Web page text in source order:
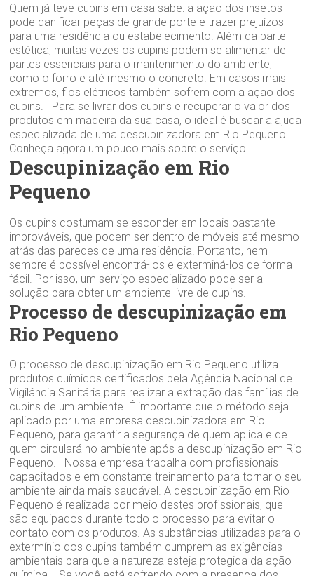
Quem já teve cupins em casa sabe: a ação dos insetos
pode danificar peças de grande porte e trazer prejuízos
para uma residência ou estabelecimento. Além da parte
estética, muitas vezes os cupins podem se alimentar de
partes essenciais para o mantenimento do ambiente,
como o forro e até mesmo o concreto. Em casos mais
extremos, fios elétricos também sofrem com a ação dos
cupins. Para se livrar dos cupins e recuperar o valor dos
produtos em madeira da sua casa, o ideal é buscar a ajuda
especializada de uma descupinizadora em Rio Pequeno.
Conheça agora um pouco mais sobre o serviço!
Descupinização em Rio
Pequeno
Os cupins costumam se esconder em locais bastante
improváveis, que podem ser dentro de móveis até mesmo
atrás das paredes de uma residência. Portanto, nem
sempre é possível encontrá-los e exterminá-los de forma
fácil. Por isso, um serviço especializado pode ser a
solução para obter um ambiente livre de cupins.
Processo de descupinização em
Rio Pequeno
O processo de descupinização em Rio Pequeno utiliza
produtos químicos certificados pela Agência Nacional de
Vigilância Sanitária para realizar a extração das famílias de
cupins de um ambiente. É importante que o método seja
aplicado por uma empresa descupinizadora em Rio
Pequeno, para garantir a segurança de quem aplica e de
quem circulará no ambiente após a descupinização em Rio
Pequeno. Nossa empresa trabalha com profissionais
capacitados e em constante treinamento para tornar o seu
ambiente ainda mais saudável. A descupinização em Rio
Pequeno é realizada por meio destes profissionais, que
são equipados durante todo o processo para evitar o
contato com os produtos. As substâncias utilizadas para o
extermínio dos cupins também cumprem as exigências
ambientais para que a natureza esteja protegida da ação